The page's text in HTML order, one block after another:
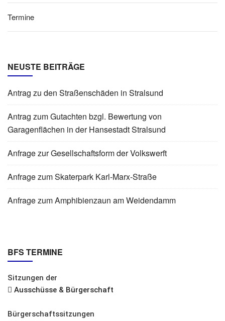
Termine
NEUSTE BEITRÄGE
Antrag zu den Straßenschäden in Stralsund
Antrag zum Gutachten bzgl. Bewertung von
Garagenflächen in der Hansestadt Stralsund
Anfrage zur Gesellschaftsform der Volkswerft
Anfrage zum Skaterpark Karl-Marx-Straße
Anfrage zum Amphibienzaun am Weidendamm
BFS TERMINE
Sitzungen der
Ausschüsse & Bürgerschaft
Bürgerschaftssitzungen